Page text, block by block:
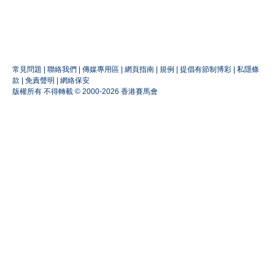
常見問題 聯絡我們 傳媒專用區 網頁指南 規例 提倡有節制博彩
私隱條
款
免責聲明
網絡保安
版權所有 不得轉載 © 2000-2026 香港賽馬會